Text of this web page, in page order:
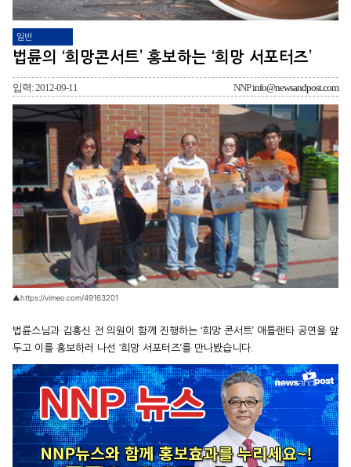
일반
법륜의 ‘희망콘서트’ 홍보하는 ‘희망 서포터즈’
입력: 2012-09-11 NNPinfo@newsandpost.com
▲https://vimeo.com/49163201
법륜스님과 김홍신 전 의원이 함께 진행하는 ‘희망 콘서트’ 애틀랜타 공연을 앞
두고 이를 홍보하러 나선 ‘희망 서포터즈’를 만나봤습니다.